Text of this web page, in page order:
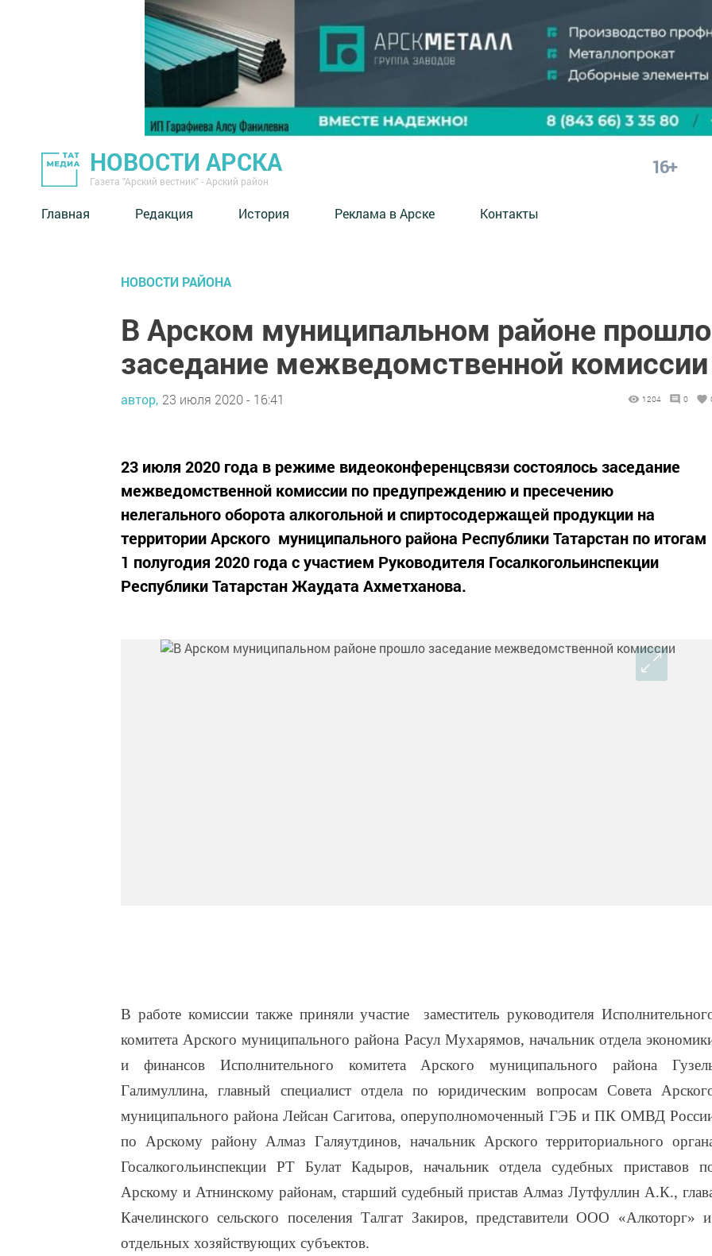
НОВОСТИ АРСКА
Газета "Арский вестник" - Арский район
16+
Главная Редакция История Реклама в Арске Контакты
НОВОСТИ РАЙОНА
В Арском муниципальном районе прошло
заседание межведомственной комиссии
автор, 23 июля 2020 - 16:41 1204 0
23 июля 2020 года в режиме видеоконференцсвязи состоялось заседание
межведомственной комиссии по предупреждению и пресечению
нелегального оборота алкогольной и спиртосодержащей продукции на
территории Арского муниципального района Республики Татарстан по итогам
1 полугодия 2020 года с участием Руководителя Госалкогольинспекции
Республики Татарстан Жаудата Ахметханова.
В работе комиссии также приняли участие заместитель руководителя
комитета Арского муниципального района Расул Мухарямов, начальник отдела
и финансов Исполнительного комитета Арского муниципального района
Галимуллина, главный специалист отдела по юридическим вопросам Совета
муниципального района Лейсан Сагитова,оперуполномоченный ГЭБ и ПК ОМВД
по Арскому районуАлмаз Галяутдинов, начальник Арского территориального
Госалкогольинспекции РТ Булат Кадыров, начальник отдела судебных приставов
Арскому и Атнинскому районам, старший судебный пристав Алмаз Лутфуллин А.К.,
Качелинского сельского поселения Талгат Закиров, представители ООО «Алкоторг»
отдельных хозяйствующих субъектов.